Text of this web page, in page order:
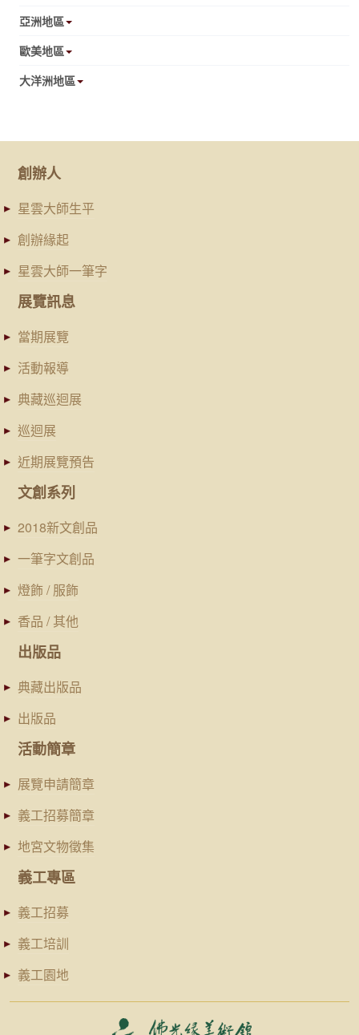
亞洲地區
歐美地區
大洋洲地區
創辦人
星雲大師生平
創辦緣起
星雲大師一筆字
展覽訊息
當期展覽
活動報導
典藏巡迴展
巡迴展
近期展覽預告
文創系列
2018新文創品
一筆字文創品
燈飾 / 服飾
香品 / 其他
出版品
典藏出版品
出版品
活動簡章
展覽申請簡章
義工招募簡章
地宮文物徵集
義工專區
義工招募
義工培訓
義工園地